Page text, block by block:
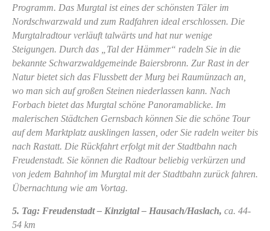
Programm. Das Murgtal ist eines der schönsten Täler im
Nordschwarzwald und zum Radfahren ideal erschlossen. Die
Murgtalradtour verläuft talwärts und hat nur wenige
Steigungen. Durch das „Tal der Hämmer“ radeln Sie in die
bekannte Schwarzwaldgemeinde Baiersbronn. Zur Rast in der
Natur bietet sich das Flussbett der Murg bei Raumünzach an,
wo man sich auf großen Steinen niederlassen kann. Nach
Forbach bietet das Murgtal schöne Panoramablicke. Im
malerischen Städtchen Gernsbach können Sie die schöne Tour
auf dem Marktplatz ausklingen lassen, oder Sie radeln weiter bis
nach Rastatt. Die Rückfahrt erfolgt mit der Stadtbahn nach
Freudenstadt. Sie können die Radtour beliebig verkürzen und
von jedem Bahnhof im Murgtal mit der Stadtbahn zurück fahren.
Übernachtung wie am Vortag.
5. Tag: Freudenstadt – Kinzigtal – Hausach/Haslach, ca. 44-
54 km